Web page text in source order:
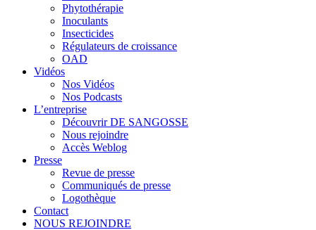
Phytothérapie
Inoculants
Insecticides
Régulateurs de croissance
OAD
Vidéos
Nos Vidéos
Nos Podcasts
L’entreprise
Découvrir DE SANGOSSE
Nous rejoindre
Accès Weblog
Presse
Revue de presse
Communiqués de presse
Logothèque
Contact
NOUS REJOINDRE